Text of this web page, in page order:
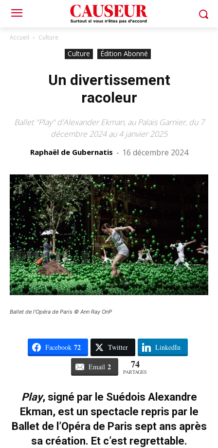
Accueil Culture
Culture Édition Abonné
Un divertissement
racoleur
Ballet "Play" d'Alexander Ekman, au Palais Garnier, du 7
décembre 2024 au 4 janvier 2025
Raphaël de Gubernatis - 16 décembre 2024
Ballet de l'Opéra de Paris © Ann Ray OnP
Facebook 72 Twitter LinkedIn
Email 2 74
PARTAGES
Play, signé par le Suédois Alexandre
Ekman, est un spectacle repris par le
Ballet de l’Opéra de Paris sept ans après
sa création. Et c’est regrettable.